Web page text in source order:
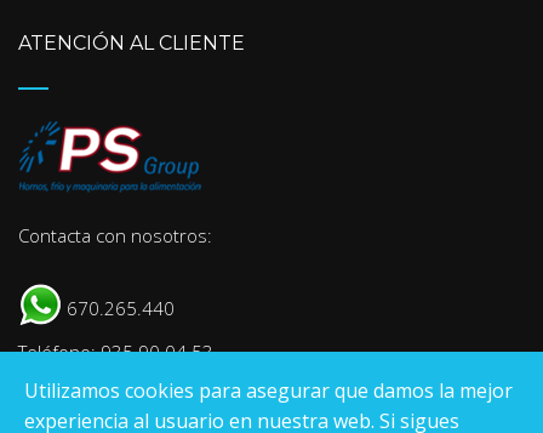
ATENCIÓN AL CLIENTE
Contacta con nosotros:
670.265.440
Teléfono: 935 90 04 53
E-mail:info@psgroup.es
Utilizamos cookies para asegurar que damos la mejor
experiencia al usuario en nuestra web. Si sigues